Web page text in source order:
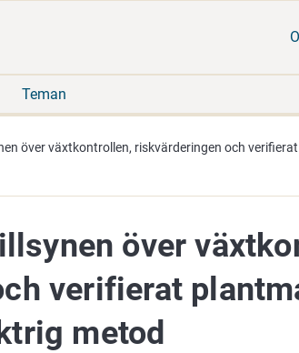
Teman
över växtkontrollen, riskvärderingen och
över
verifierat
metod